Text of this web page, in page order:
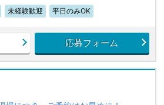
未経験歓迎 平日のみOK
応募フォーム